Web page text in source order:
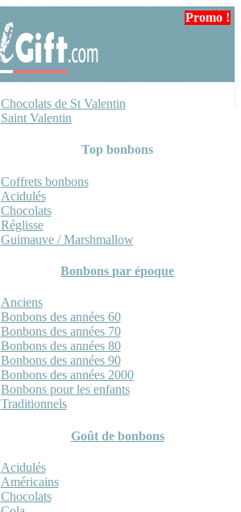
Chocolats de St Valentin
Saint Valentin
Top bonbons
Coffrets bonbons
Acidulés
Chocolats
Réglisse
Guimauve / Marshmallow
Bonbons par époque
Anciens
Bonbons des années 60
Bonbons des années 70
Bonbons des années 80
Bonbons des années 90
Bonbons des années 2000
Bonbons pour les enfants
Traditionnels
Goût de bonbons
Acidulés
Américains
Chocolats
Promo !